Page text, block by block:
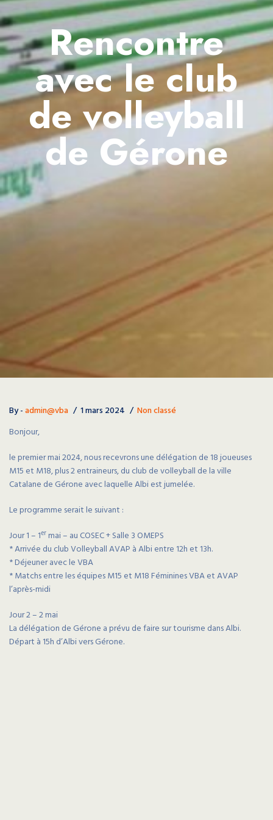
Rencontre
avec le club
de volleyball
de Gérone
By -admin@vba 1 mars 2024
Non classé
Bonjour,
le premier mai 2024, nous recevrons une délégation de 18 joueuses
M15 et M18, plus 2 entraineurs, du club de volleyball de la ville
Catalane de Gérone avec laquelle Albi est jumelée.
Le programme serait le suivant :
Jour 1 – 1ermai – au COSEC + Salle 3 OMEPS
* Arrivée du club Volleyball AVAP à Albi entre 12h et 13h.
* Déjeuner avec le VBA
* Matchs entre les équipes M15 et M18 Féminines VBA et AVAP
l’après-midi
Jour 2 – 2 mai
La délégation de Gérone a prévu de faire sur tourisme dans Albi.
Départ à 15h d’Albi vers Gérone.